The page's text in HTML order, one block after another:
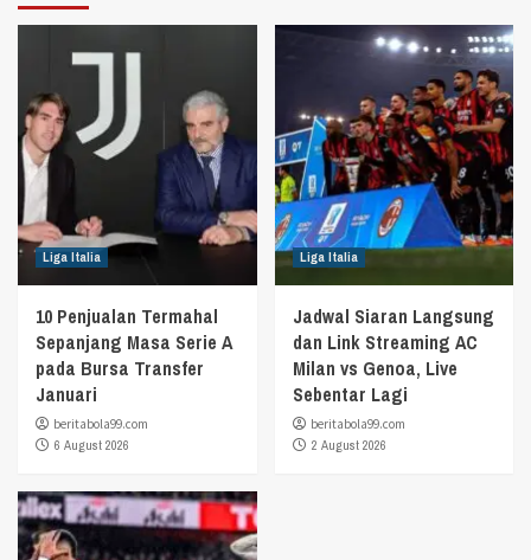
Liga Italia
10 Penjualan Termahal
Sepanjang Masa Serie A
pada Bursa Transfer
Januari
beritabola99.com
6 August 2026
Liga Italia
Jadwal Siaran Langsung
dan Link Streaming AC
Milan vs Genoa, Live
Sebentar Lagi
beritabola99.com
2 August 2026